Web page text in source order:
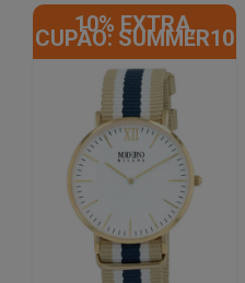
10% EXTRA,
CUPÃO: SUMMER10